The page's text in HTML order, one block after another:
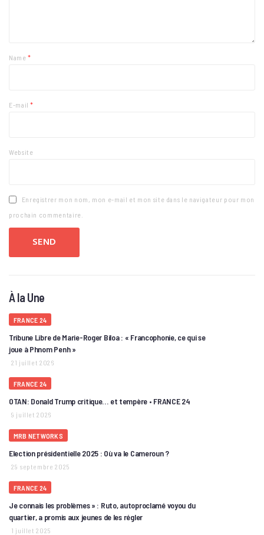
Name*
E-mail*
Website
Enregistrer mon nom, mon e-mail et mon site dans le navigateur pour mon
prochain commentaire.
À la Une
FRANCE 24
Tribune Libre de Marie-Roger Biloa : « Francophonie, ce qui se
joue à Phnom Penh »
21 juillet 2026
FRANCE 24
OTAN: Donald Trump critique… et tempère • FRANCE 24
9 juillet 2026
MRB NETWORKS
Election présidentielle 2025 : Où va le Cameroun ?
29 septembre 2025
FRANCE 24
Je connais les problèmes » : Ruto, autoproclamé voyou du
quartier, a promis aux jeunes de les régler
1 juillet 2025